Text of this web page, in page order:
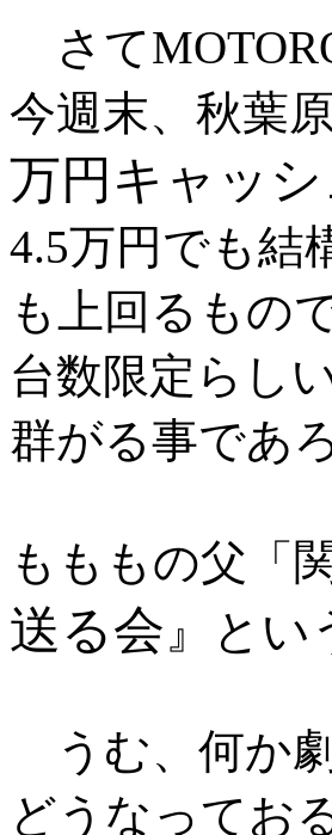
さて
今週末、秋葉
万円キャッ
4.5万円でも結
も上回るもの
台数限定らし
群がる事であ
もももの父「
送る会 』と
うむ、何か
どうなってお